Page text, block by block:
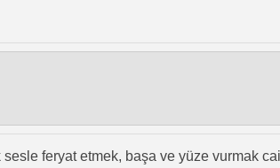
feryat etmek, başa ve yüze vurmak